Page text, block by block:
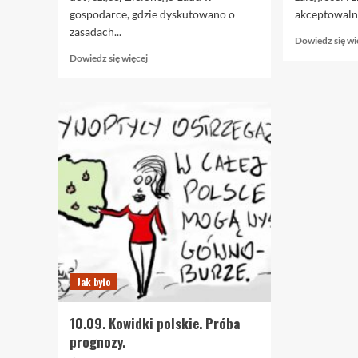
gospodarce, gdzie dyskutowano o
zasadach...
Dowiedz się więcejDowiedz
1.12
Klimatyczny
Dowiedz się
Jak było
10.09. Kowidki polskie. Próba
prognozy.